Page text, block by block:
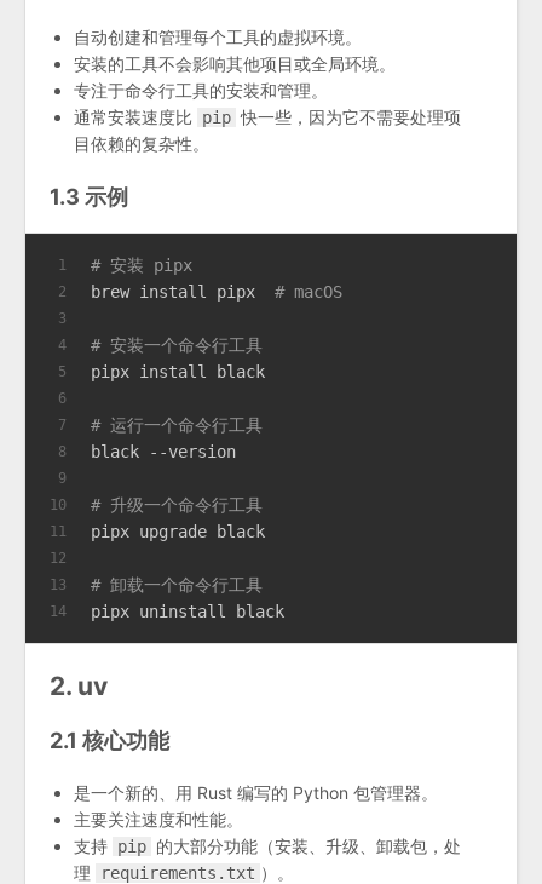
自动创建和管理每个工具的虚拟环境。
安装的工具不会影响其他项目或全局环境。
专注于命令行工具的安装和管理。
通常安装速度比
pip 快一些，因为它不需要处理项
目依赖的复杂性。
1.3 示例
1
2
3
4
5
6
7
8
9
10
11
12
13
14
# 安装 pipx
brew install pipx # macOS
# 安装一个命令行工具
pipx install black
# 运行一个命令行工具
black --version
# 升级一个命令行工具
pipx upgrade black
# 卸载一个命令行工具
pipx uninstall black
2. uv
2.1 核心功能
是一个新的、用 Rust 编写的 Python 包管理器。
主要关注速度和性能。
支持 pip 的大部分功能（安装、升级、卸载包，处
理
requirements.txt ）。